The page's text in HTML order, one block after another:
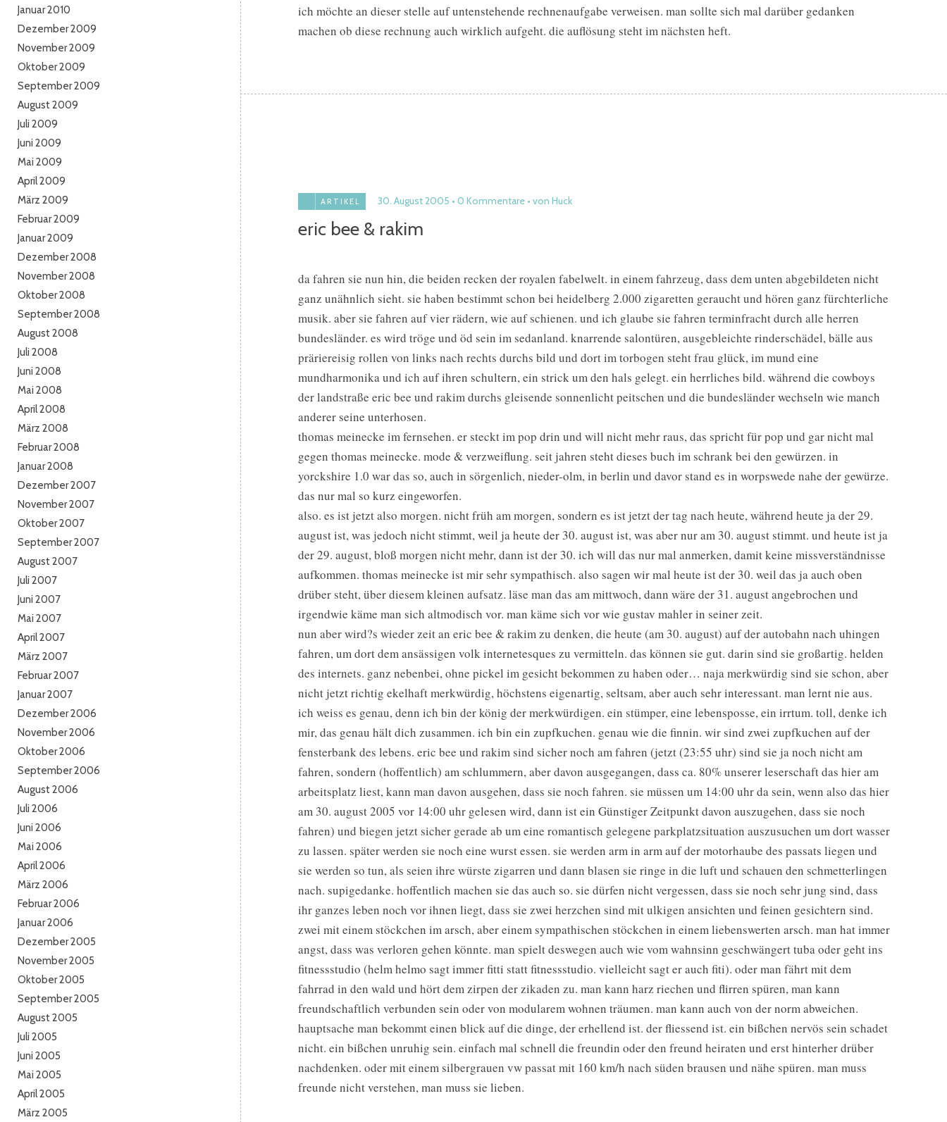
Januar 2010
Dezember 2009
November 2009
Oktober 2009
September 2009
August 2009
Juli 2009
Juni 2009
Mai 2009
April 2009
März 2009
Februar 2009
Januar 2009
Dezember 2008
November 2008
Oktober 2008
September 2008
August 2008
Juli 2008
Juni 2008
Mai 2008
April 2008
März 2008
Februar 2008
Januar 2008
Dezember 2007
November 2007
Oktober 2007
September 2007
August 2007
Juli 2007
Juni 2007
Mai 2007
April 2007
März 2007
Februar 2007
Januar 2007
Dezember 2006
November 2006
Oktober 2006
September 2006
August 2006
Juli 2006
Juni 2006
Mai 2006
April 2006
März 2006
Februar 2006
Januar 2006
Dezember 2005
November 2005
Oktober 2005
September 2005
August 2005
Juli 2005
Juni 2005
Mai 2005
April 2005
März 2005
ich möchte an dieser stelle auf untenstehende rechnenaufgabe verweisen. man sollte sich mal darüber gedanken
machen ob diese rechnung auch wirklich aufgeht. die auflösung steht im nächsten heft.
ARTIKEL 30. August 2005 0 Kommentare von Huck
eric bee & rakim
da fahren sie nun hin, die beiden recken der royalen fabelwelt. in einem fahrzeug, dass dem unten abgebildeten nicht
ganz unähnlich sieht. sie haben bestimmt schon bei heidelberg 2.000 zigaretten geraucht und hören ganz fürchterliche
musik. aber sie fahren auf vier rädern, wie auf schienen. und ich glaube sie fahren terminfracht durch alle herren
bundesländer. es wird tröge und öd sein im sedanland. knarrende salontüren, ausgebleichte rinderschädel, bälle aus
präriereisig rollen von links nach rechts durchs bild und dort im torbogen steht frau glück, im mund eine
mundharmonika und ich auf ihren schultern, ein strick um den hals gelegt. ein herrliches bild. während die cowboys
der landstraße eric bee und rakim durchs gleisende sonnenlicht peitschen und die bundesländer wechseln wie manch
anderer seine unterhosen.
thomas meinecke im fernsehen. er steckt im pop drin und will nicht mehr raus, das spricht für pop und gar nicht mal
gegen thomas meinecke. mode & verzweiflung. seit jahren steht dieses buch im schrank bei den gewürzen. in
yorckshire 1.0 war das so, auch in sörgenlich, nieder-olm, in berlin und davor stand es in worpswede nahe der gewürze.
das nur mal so kurz eingeworfen.
also. es ist jetzt also morgen. nicht früh am morgen, sondern es ist jetzt der tag nach heute, während heute ja der 29.
august ist, was jedoch nicht stimmt, weil ja heute der 30. august ist, was aber nur am 30. august stimmt. und heute ist ja
der 29. august, bloß morgen nicht mehr, dann ist der 30. ich will das nur mal anmerken, damit keine missverständnisse
aufkommen. thomas meinecke ist mir sehr sympathisch. also sagen wir mal heute ist der 30. weil das ja auch oben
drüber steht, über diesem kleinen aufsatz. läse man das am mittwoch, dann wäre der 31. august angebrochen und
irgendwie käme man sich altmodisch vor. man käme sich vor wie gustav mahler in seiner zeit.
nun aber wird?s wieder zeit an eric bee & rakim zu denken, die heute (am 30. august) auf der autobahn nach uhingen
fahren, um dort dem ansässigen volk internetesques zu vermitteln. das können sie gut. darin sind sie großartig. helden
des internets. ganz nebenbei, ohne pickel im gesicht bekommen zu haben oder… naja merkwürdig sind sie schon, aber
nicht jetzt richtig ekelhaft merkwürdig, höchstens eigenartig, seltsam, aber auch sehr interessant. man lernt nie aus.
ich weiss es genau, denn ich bin der könig der merkwürdigen. ein stümper, eine lebensposse, ein irrtum. toll, denke ich
mir, das genau hält dich zusammen. ich bin ein zupfkuchen. genau wie die finnin. wir sind zwei zupfkuchen auf der
fensterbank des lebens. eric bee und rakim sind sicher noch am fahren (jetzt (23:55 uhr) sind sie ja noch nicht am
fahren, sondern (hoffentlich) am schlummern, aber davon ausgegangen, dass ca. 80% unserer leserschaft das hier am
arbeitsplatz liest, kann man davon ausgehen, dass sie noch fahren. sie müssen um 14:00 uhr da sein, wenn also das hier
am 30. august 2005 vor 14:00 uhr gelesen wird, dann ist ein Günstiger Zeitpunkt davon auszugehen, dass sie noch
fahren) und biegen jetzt sicher gerade ab um eine romantisch gelegene parkplatzsituation auszusuchen um dort wasser
zu lassen. später werden sie noch eine wurst essen. sie werden arm in arm auf der motorhaube des passats liegen und
sie werden so tun, als seien ihre würste zigarren und dann blasen sie ringe in die luft und schauen den schmetterlingen
nach. supigedanke. hoffentlich machen sie das auch so. sie dürfen nicht vergessen, dass sie noch sehr jung sind, dass
ihr ganzes leben noch vor ihnen liegt, dass sie zwei herzchen sind mit ulkigen ansichten und feinen gesichtern sind.
zwei mit einem stöckchen im arsch, aber einem sympathischen stöckchen in einem liebenswerten arsch. man hat immer
angst, dass was verloren gehen könnte. man spielt deswegen auch wie vom wahnsinn geschwängert tuba oder geht ins
fitnessstudio (helm helmo sagt immer fitti statt fitnessstudio. vielleicht sagt er auch fiti). oder man fährt mit dem
fahrrad in den wald und hört dem zirpen der zikaden zu. man kann harz riechen und flirren spüren, man kann
freundschaftlich verbunden sein oder von modularem wohnen träumen. man kann auch von der norm abweichen.
hauptsache man bekommt einen blick auf die dinge, der erhellend ist. der fliessend ist. ein bißchen nervös sein schadet
nicht. ein bißchen unruhig sein. einfach mal schnell die freundin oder den freund heiraten und erst hinterher drüber
nachdenken. oder mit einem silbergrauen vw passat mit 160 km/h nach süden brausen und nähe spüren. man muss
freunde nicht verstehen, man muss sie lieben.